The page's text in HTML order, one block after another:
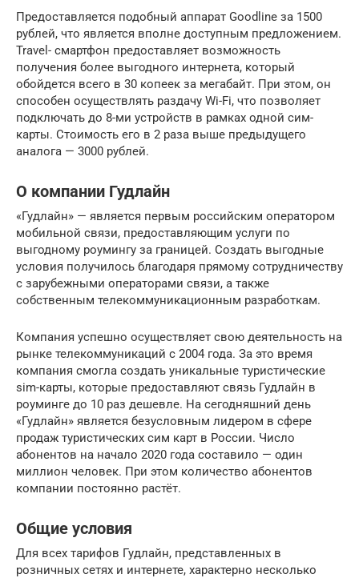
Предоставляется подобный аппарат Goodline за 1500
рублей, что является вполне доступным предложением.
Travel- смартфон предоставляет возможность
получения более выгодного интернета, который
обойдется всего в 30 копеек за мегабайт. При этом, он
способен осуществлять раздачу Wi-Fi, что позволяет
подключать до 8-ми устройств в рамках одной сим-
карты. Стоимость его в 2 раза выше предыдущего
аналога — 3000 рублей.
О компании Гудлайн
«Гудлайн» — является первым российским оператором
мобильной связи, предоставляющим услуги по
выгодному роумингу за границей. Создать выгодные
условия получилось благодаря прямому сотрудничеству
с зарубежными операторами связи, а также
собственным телекоммуникационным разработкам.
Компания успешно осуществляет свою деятельность на
рынке телекоммуникаций с 2004 года. За это время
компания смогла создать уникальные туристические
sim-карты, которые предоставляют связь Гудлайн в
роуминге до 10 раз дешевле. На сегодняшний день
«Гудлайн» является безусловным лидером в сфере
продаж туристических сим карт в России. Число
абонентов на начало 2020 года составило — один
миллион человек. При этом количество абонентов
компании постоянно растёт.
Общие условия
Для всех тарифов Гудлайн, представленных в
розничных сетях и интернете, характерно несколько